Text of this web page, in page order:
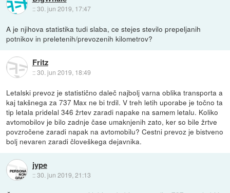
::30. jun 2019, 17:47
A je njihova statistika tudi slaba, ce stejes stevilo prepeljanih
potnikov in preletenih/prevozenih kilometrov?
Fritz
::30. jun 2019, 18:49
Letalski prevoz je statistično daleč najbolj varna oblika transporta a
kaj takšnega za 737 Max ne bi trdil. V treh letih uporabe je točno ta
tip letala pridelal 346 žrtev zaradi napake na samem letalu. Koliko
avtomobilov je bilo zadnje čase umaknjenih zato, ker so bile žrtve
povzročene zaradi napak na avtomobilu? Cestni prevoz je bistveno
bolj nevaren zaradi človeškega dejavnika.
jype
::30. jun 2019, 21:13